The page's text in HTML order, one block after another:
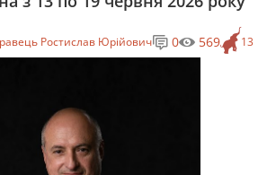
Ростислав Юрійович 13
0 569